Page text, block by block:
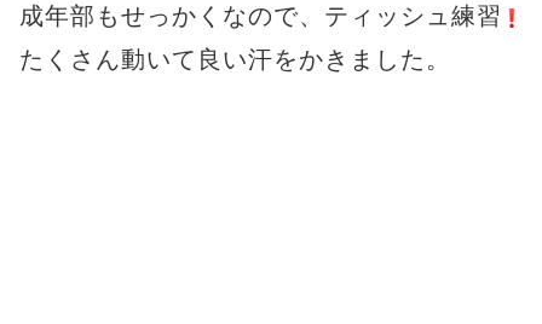
成年部もせっかくなので、ティッシュ練習
たくさん動いて良い汗をかきました。